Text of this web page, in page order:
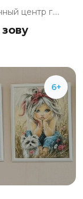
центр г....
6+